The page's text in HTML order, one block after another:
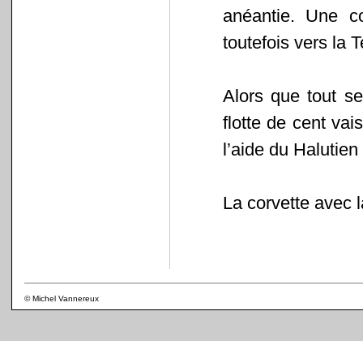
anéantie. Une
toutefois vers la
Alors que tout
flotte de cent
l’aide du
La corvette avec
© Michel Vannereux